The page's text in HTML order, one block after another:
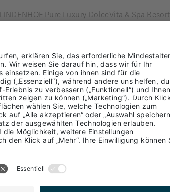
LINDENHOF Pure Luxury DolceVita & Spa Resort